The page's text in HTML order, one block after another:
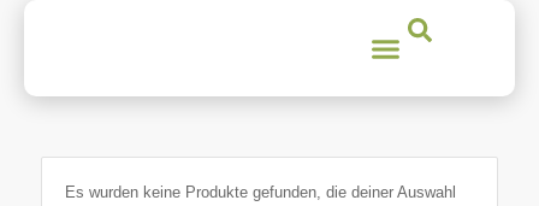
Es wurden keine Produkte gefunden, die deiner Auswahl